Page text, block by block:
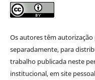
Os autores têm
separadamente, para
trabalho publicada neste
institucional, em site